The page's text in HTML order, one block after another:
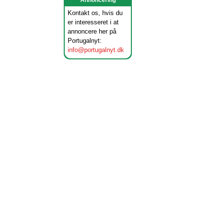
Kontakt os, hvis du
er interesseret i at
annoncere her på
Portugalnyt:
info@portugalnyt.dk